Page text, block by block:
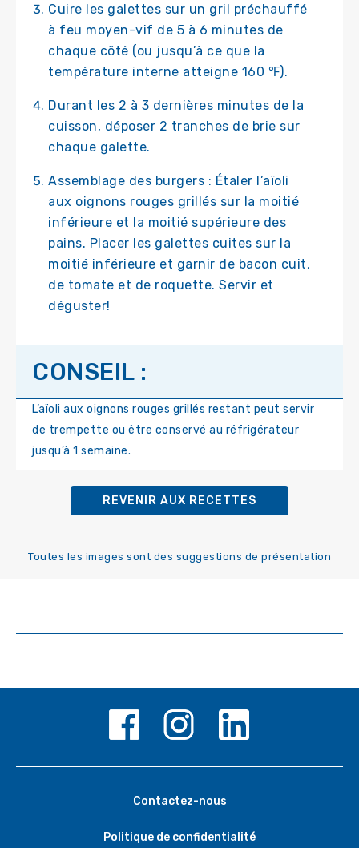
Cuire les galettes sur un gril préchauffé
à feu moyen-vif de 5 à 6 minutes de
chaque côté (ou jusqu’à ce que la
température interne atteigne 160 ℉).
Durant les 2 à 3 dernières minutes de la
cuisson, déposer 2 tranches de brie sur
chaque galette.
Assemblage des burgers : Étaler l’aïoli
aux oignons rouges grillés sur la moitié
inférieure et la moitié supérieure des
pains. Placer les galettes cuites sur la
moitié inférieure et garnir de bacon cuit,
de tomate et de roquette. Servir et
déguster!
CONSEIL :
L’aïoli aux oignons rouges grillés restant peut servir
de trempette ou être conservé au réfrigérateur
jusqu’à 1 semaine.
REVENIR AUX RECETTES
Toutes les images sont des suggestions de présentation
Contactez-nous
Politique de confidentialité